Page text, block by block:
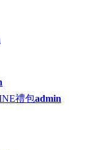
禮包admin